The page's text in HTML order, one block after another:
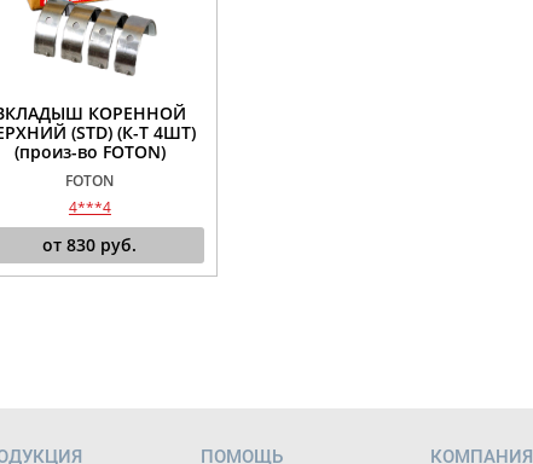
КОРЕННОЙ
(STD) (К-Т 4ШТ)
(произ-во FOTON)
FOTON
4***4
от830 руб.
ПОМОЩЬ КОМПАНИЯ